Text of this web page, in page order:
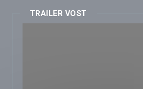
TRAILER VOST